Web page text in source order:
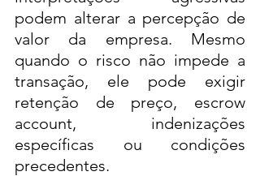
podem alterar a percepção de
valor da empresa. Mesmo
quando o risco não impede a
transação, ele pode exigir
retenção de preço, escrow
account, indenizações
específicas ou condições
precedentes.